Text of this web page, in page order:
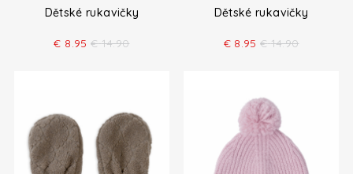
Dětské rukavičky
€ 8.95 € 14.90
Dětské rukavičky
€ 8.95 € 14.90